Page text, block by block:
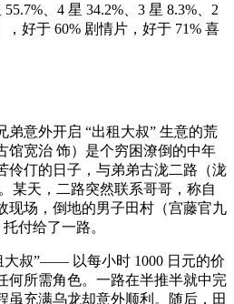
、4 星 34.2%、3 星 8.3%、2
，好于 60% 剧情片，好于 71% 喜
弟意外开启 “出租大叔” 生意的荒
馆宽治 饰）是个穷困潦倒的中年
伶仃的日子，与弟弟古泷二路（泷
某天，二路突然联系哥哥，称自
现场，倒地的男子田村（宫藤官九
付给了一路。
大叔”—— 以每小时 1000 日元的价
何所需角色。一路在半推半就中完
虽充满乌龙却意外顺利。随后，田